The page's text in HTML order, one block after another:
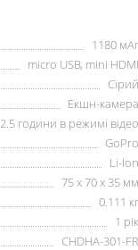
1180 мАг
micro USB, mini HDMI
Сірий
Екшн-камера
2.5 години в режимі відео
GoPro
Li-Ion
75 х 70 х 35 мм
0.111 кг
1 рік
CHDHA-301-FR